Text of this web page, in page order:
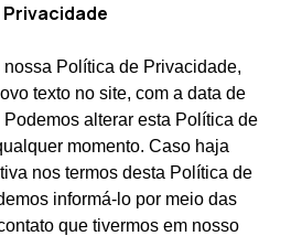
Privacidade
Política de Privacidade,
texto no site, com a data de
alterar esta Política de
momento. Caso haja
nos termos desta Política de
informá-lo por meio das
que tivermos em nosso